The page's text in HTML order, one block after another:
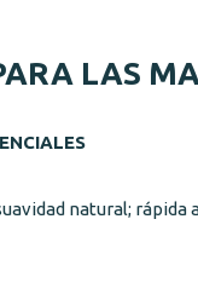
LAS
natural;